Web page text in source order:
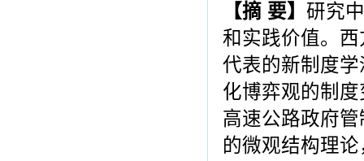
【摘 要】 研究
和实践价值。
代表的新制度
化博弈观的制
高速公路政府
的微观结构理